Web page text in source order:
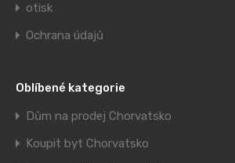
otisk
Ochrana údajů
Oblíbené kategorie
Dům na prodej Chorvatsko
Koupit byt Chorvatsko